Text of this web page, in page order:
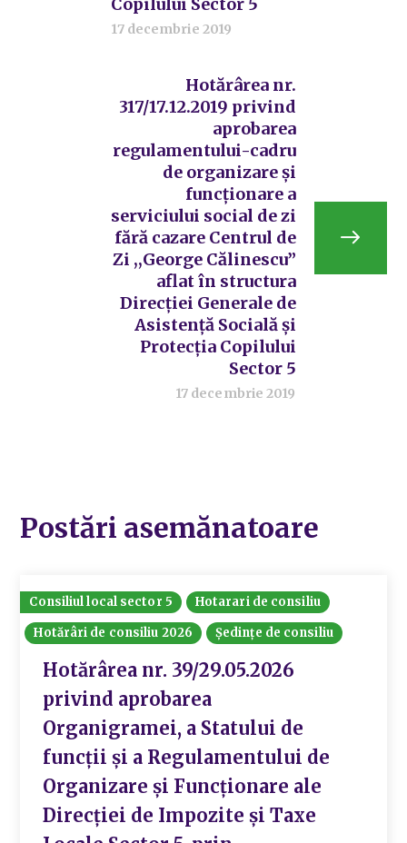
17 decembrie 2019
Hotărârea nr.
317/17.12.2019 privind
aprobarea
regulamentului-cadru
de organizare și
funcționare a
serviciului social de zi
fără cazare Centrul de
Zi ,,George Călinescu”
aflat în structura
Direcției Generale de
Asistență Socială și
Protecția Copilului
Sector 5
17 decembrie 2019
Postări asemănatoare
Consiliul local sector 5
Hotarari de consiliu
Hotărâri de consiliu 2026
Ședințe de consiliu
Hotărârea nr. 39/29.05.2026
privind aprobarea
Organigramei, a Statului de
funcții și a Regulamentului de
Organizare și Funcționare ale
Direcției de Impozite și Taxe